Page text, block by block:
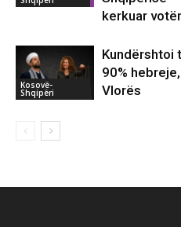
kerkuar
Kosovë-
Shqipëri
Kundërshtoi
90%
Vlorës